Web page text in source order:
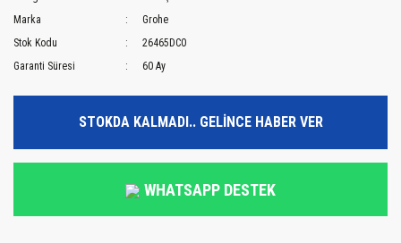
Marka
Grohe
Stok Kodu
26465DC0
Garanti Süresi
60 Ay
STOKDA KALMADI.. GELİNCE HABER VER
WHATSAPP DESTEK